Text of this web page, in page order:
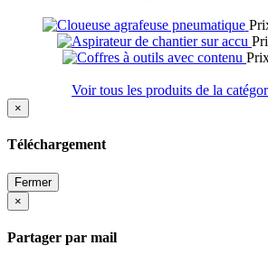
Voir tous les produits de la
×
Téléchargement
Fermer
×
Partager par mail